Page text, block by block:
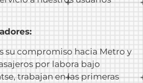
su compromiso hacia Metro y
por labora bajo
trabajan en las primeras